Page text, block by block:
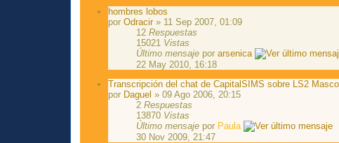
hombres lobos
porOdracir» 11 Sep 2007, 01:09
12Respuestas
15021 Vistas
Último mensaje porarsenica
22 May 2010, 16:18
Transcripción del chat de CapitalSIMS sobre LS2
por Daguel » 09 Ago 2006, 20:15
2Respuestas
13870 Vistas
Último mensaje por Paula
30 Nov 2009, 21:47